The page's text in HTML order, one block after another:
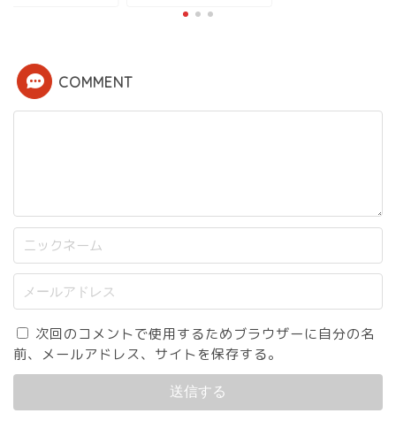
COMMENT
次回のコメントで使用するためブラウザーに自分の名
前、メールアドレス、サイトを保存する。